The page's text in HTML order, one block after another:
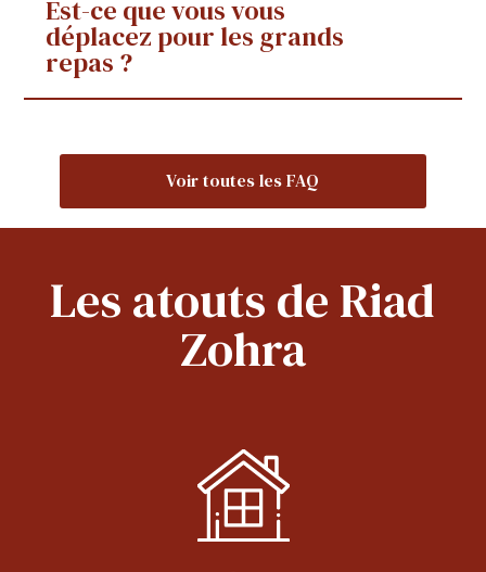
Est-ce que vous vous
déplacez pour les grands
repas ?
Voir toutes les FAQ
Les atouts de Riad
Zohra